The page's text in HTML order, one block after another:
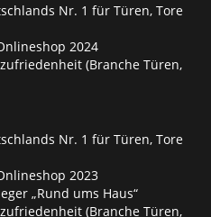
Nr. 1 für Türen, Tore
2024
(Branche Türen,
Nr. 1 für Türen, Tore
2023
„Rund ums Haus“
(Branche Türen,